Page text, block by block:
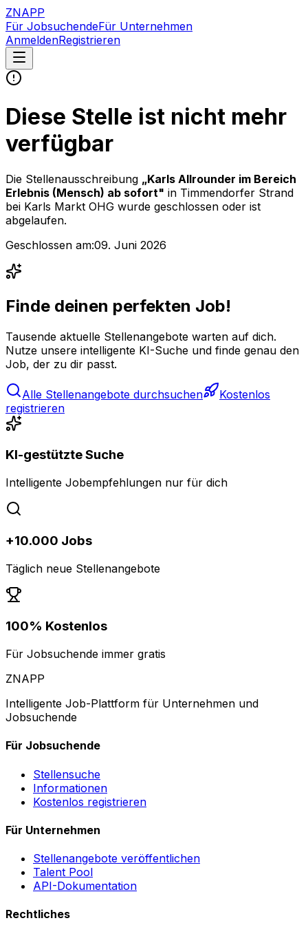
ZNAPP
Für JobsuchendeFür Unternehmen
AnmeldenRegistrieren
Diese Stelle ist nicht mehr
verfügbar
Die Stellenausschreibung „Karls Allrounder im Bereich
Erlebnis (Mensch) ab sofort" in Timmendorfer Strand
bei Karls Markt OHG wurde geschlossen oder ist
abgelaufen.
Geschlossen am:09. Juni 2026
Finde deinen perfekten Job!
Tausende aktuelle Stellenangebote warten auf dich.
Nutze unsere intelligente KI-Suche und finde genau den
Job, der zu dir passt.
Alle Stellenangebote durchsuchen
Kostenlos
registrieren
KI-gestützte Suche
Intelligente Jobempfehlungen nur für dich
+10.000 Jobs
Täglich neue Stellenangebote
100% Kostenlos
Für Jobsuchende immer gratis
ZNAPP
Intelligente Job-Plattform für Unternehmen und
Jobsuchende
Für Jobsuchende
Stellensuche
Informationen
Kostenlos registrieren
Für Unternehmen
Stellenangebote veröffentlichen
Talent Pool
API-Dokumentation
Rechtliches